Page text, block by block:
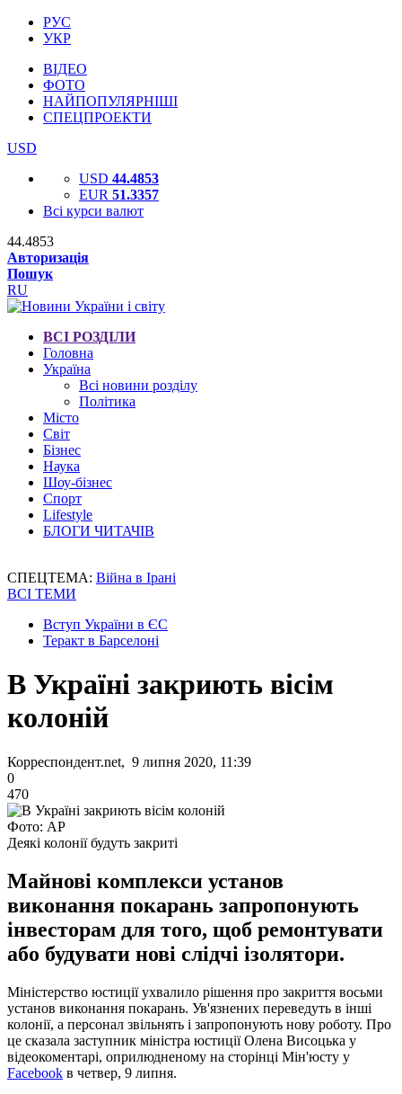
РУС
УКР
ВІДЕО
ФОТО
НАЙПОПУЛЯРНІШІ
СПЕЦПРОЕКТИ
USD
USD 44.4853
EUR 51.3357
Всі курси валют
44.4853
Авторизація
Пошук
RU
ВСІ РОЗДІЛИ
Головна
Україна
Всі новини розділу
Політика
Місто
Світ
Бізнес
Наука
Шоу-бізнес
Спорт
Lifestyle
БЛОГИ ЧИТАЧІВ
СПЕЦТЕМА: Війна в Ірані
ВСІ ТЕМИ
Вступ України в ЄС
Теракт в Барселоні
В Україні закриють вісім
колоній
Корреспондент.net, 9 липня 2020, 11:39
0
470
Фото: АР
Деякі колонії будуть закриті
Майнові комплекси установ
виконання покарань запропонують
інвесторам для того, щоб ремонтувати
або будувати нові слідчі ізолятори.
Міністерство юстиції ухвалило рішення про закриття восьми
установ виконання покарань. Ув'язнених переведуть в інші
колонії, а персонал звільнять і запропонують нову роботу. Про
це сказала заступник міністра юстиції Олена Висоцька у
відеокоментарі, оприлюдненому на сторінці Мін'юсту у
Facebook в четвер, 9 липня.